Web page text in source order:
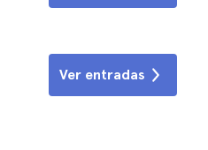
Ver entradas